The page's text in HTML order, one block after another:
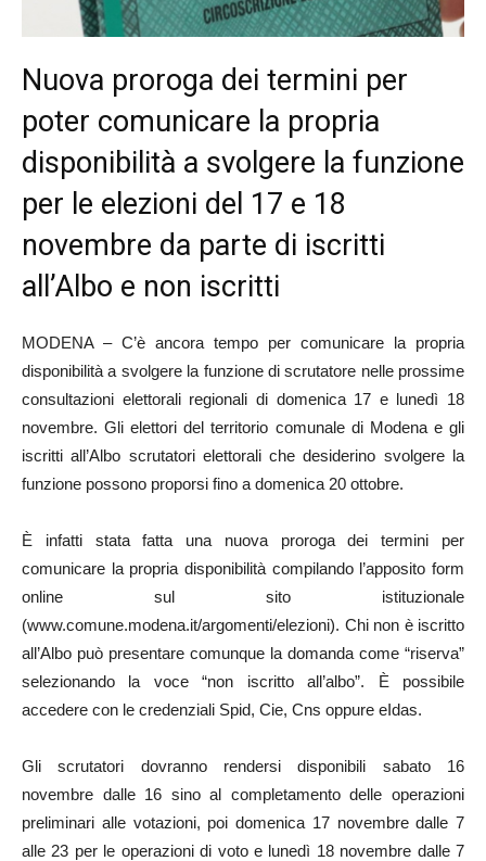
Nuova proroga dei termini per
poter comunicare la propria
disponibilità a svolgere la funzione
per le elezioni del 17 e 18
novembre da parte di iscritti
all’Albo e non iscritti
MODENA – C’è ancora tempo per comunicare la propria
disponibilità a svolgere la funzione di scrutatore nelle prossime
consultazioni elettorali regionali di domenica 17 e lunedì 18
novembre. Gli elettori del territorio comunale di Modena e gli
iscritti all’Albo scrutatori elettorali che desiderino svolgere la
funzione possono proporsi fino a domenica 20 ottobre.
È infatti stata fatta una nuova proroga dei termini per
comunicare la propria disponibilità compilando l’apposito form
online sul sito istituzionale
(www.comune.modena.it/argomenti/elezioni). Chi non è iscritto
all’Albo può presentare comunque la domanda come “riserva”
selezionando la voce “non iscritto all’albo”. È possibile
accedere con le credenziali Spid, Cie, Cns oppure eIdas.
Gli scrutatori dovranno rendersi disponibili sabato 16
novembre dalle 16 sino al completamento delle operazioni
preliminari alle votazioni, poi domenica 17 novembre dalle 7
alle 23 per le operazioni di voto e lunedì 18 novembre dalle 7